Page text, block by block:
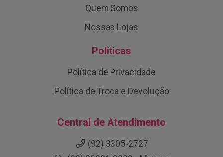
Quem Somos
Nossas Lojas
Políticas
Política de Privacidade
Política de Troca e Devolução
Central de Atendimento
(92) 3305-2727